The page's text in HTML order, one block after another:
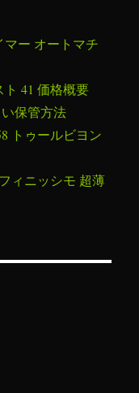
ー オートマチ
41 価格概要
保管方法
トゥールビヨン
ィニッシモ 超薄